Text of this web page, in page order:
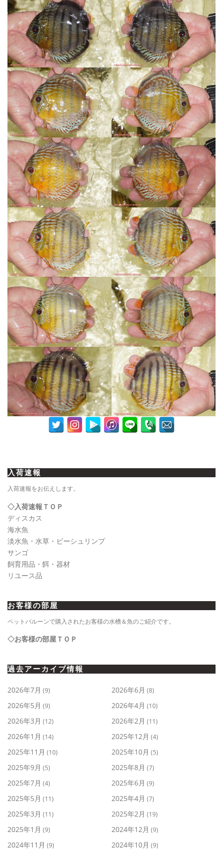
入荷速報
入荷速報をお伝えします。
◇入荷速報ＴＯＰ
ディスカス
海水魚
淡水魚・水草・ビーシュリンプ
サンゴ
飼育用品・餌・器材
リユース品
お客様の部屋
ペットバルーンで購入されたお客様の水槽＆魚のご紹介です。
◇お客様の部屋ＴＯＰ
過去アーカイブ情報
2026年7月 (9) 2026年6月 (8)
2026年5月 (9) 2026年4月 (10)
2026年3月 (12) 2026年2月 (11)
2026年1月 (14) 2025年12月 (4)
2025年11月 (10) 2025年10月 (5)
2025年9月 (5) 2025年8月 (7)
2025年7月 (4) 2025年6月 (9)
2025年5月 (11) 2025年4月 (7)
2025年3月 (11) 2025年2月 (19)
2025年1月 (9) 2024年12月 (9)
2024年11月 (9) 2024年10月 (9)